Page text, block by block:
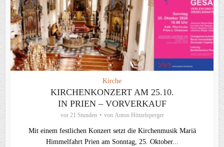
Kirche
KIRCHENKONZERT AM 25.10.
IN PRIEN – VORVERKAUF
vor 21 Stunden von Anton Hötzelsperger
Mit einem festlichen Konzert setzt die Kirchenmusik Mariä
Himmelfahrt Prien am Sonntag, 25. Oktober...